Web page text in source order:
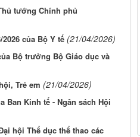
tướng Chính phủ
của Bộ Y tế (21/04/2026)
Bộ trưởng Bộ Giáo dục và
Trẻ em (21/04/2026)
Ban Kinh tế - Ngân sách Hội
hội Thể dục thể thao các